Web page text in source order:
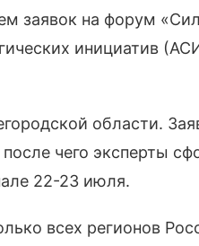
заявок на форум
инициатив
области.
чего эксперты
22-23 июля.
всех регионов